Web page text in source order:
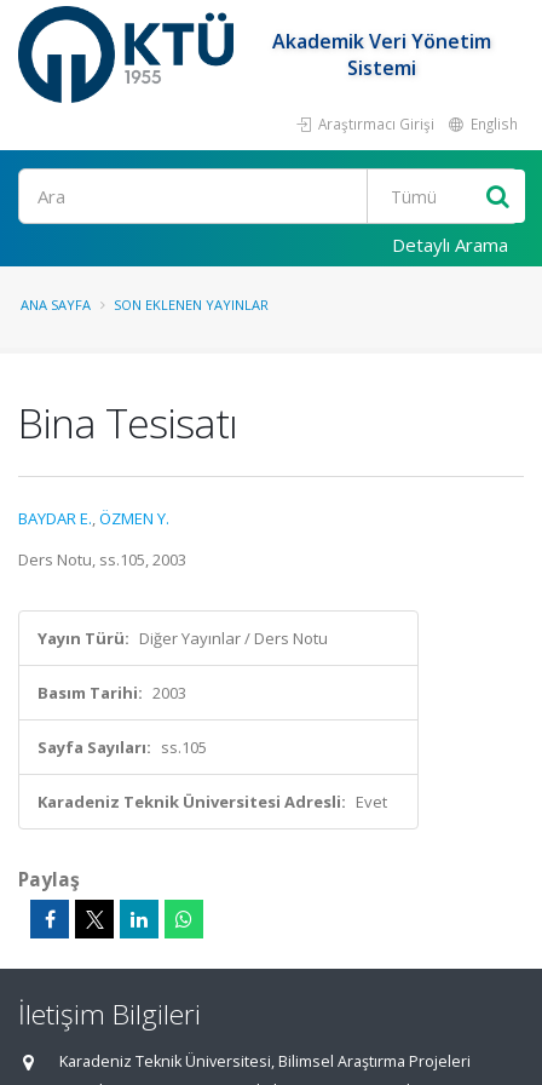
Akademik Veri Yönetim
Sistemi
Araştırmacı Girişi English
Ara
Detaylı Arama
ANA SAYFA SON EKLENEN YAYINLAR
Bina Tesisatı
BAYDAR E.,ÖZMEN Y.
Ders Notu, ss.105, 2003
Yayın Türü: Diğer Yayınlar / Ders Notu
Basım Tarihi: 2003
Sayfa Sayıları: ss.105
Karadeniz Teknik Üniversitesi Adresli: Evet
Paylaş
İletişim Bilgileri
Karadeniz Teknik Üniversitesi, Bilimsel Araştırma Projeleri